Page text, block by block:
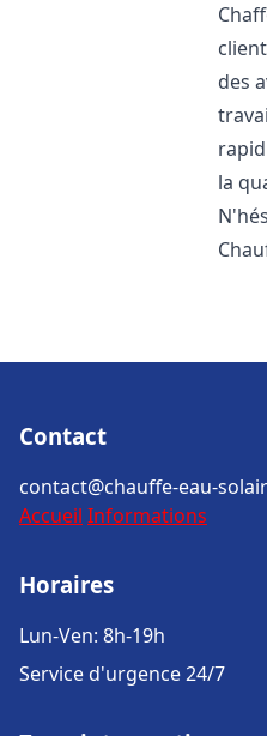
des
la
Contact
contact@chauffe-eau-
Accueil Informations
Horaires
Lun-Ven: 8h-19h
Service d'urgence 24/7